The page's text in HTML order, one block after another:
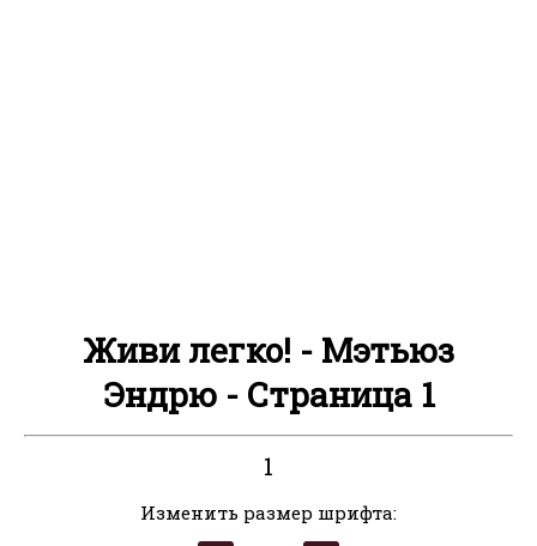
Живи легко! - Мэтьюз
Эндрю - Страница 1
1
Изменить размер шрифта: